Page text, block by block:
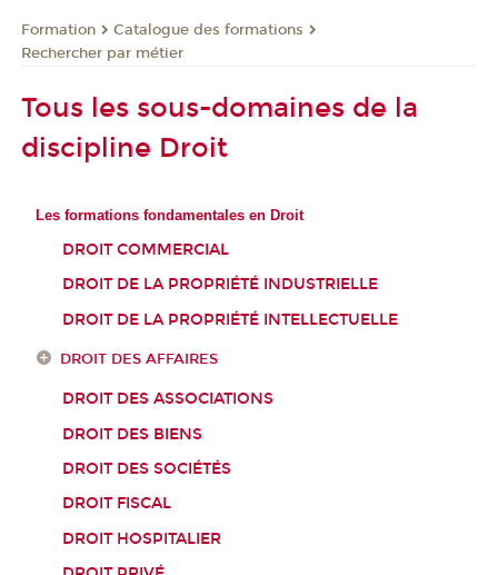
Formation
Catalogue des formations
Rechercher par métier
Tous les sous-domaines de la
discipline Droit
Les formations fondamentales en Droit
DROIT COMMERCIAL
DROIT DE LA PROPRIÉTÉ INDUSTRIELLE
DROIT DE LA PROPRIÉTÉ INTELLECTUELLE
DROIT DES AFFAIRES
DROIT DES ASSOCIATIONS
DROIT DES BIENS
DROIT DES SOCIÉTÉS
DROIT FISCAL
DROIT HOSPITALIER